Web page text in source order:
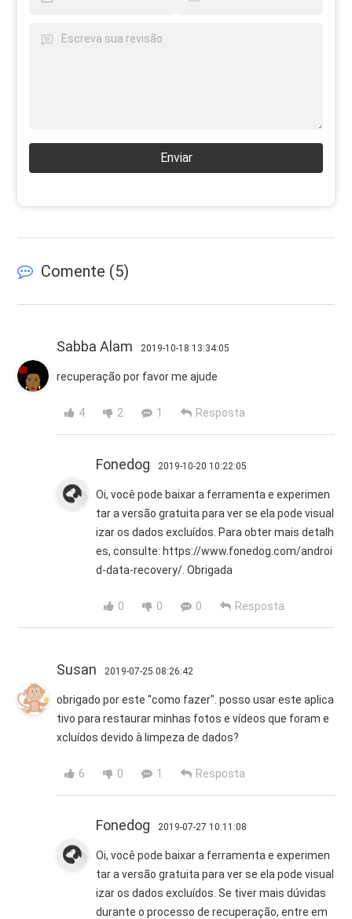
Enviar
Comente (5)
Sabba Alam 2019-10-18 13:34:05
recuperação por favor me ajude
4 2 1 Resposta
Fonedog 2019-10-20 10:22:05
Oi, você pode baixar a ferramenta e experimen
tar a versão gratuita para ver se ela pode visual
izar os dados excluídos. Para obter mais detalh
es, consulte: https://www.fonedog.com/androi
d-data-recovery/. Obrigada
0 0 0 Resposta
Susan 2019-07-25 08:26:42
obrigado por este "como fazer". posso usar este aplica
tivo para restaurar minhas fotos e vídeos que foram e
xcluídos devido à limpeza de dados?
6 0 1 Resposta
Fonedog 2019-07-27 10:11:08
Oi, você pode baixar a ferramenta e experimen
tar a versão gratuita para ver se ela pode visual
izar os dados excluídos. Se tiver mais dúvidas
durante o processo de recuperação, entre em